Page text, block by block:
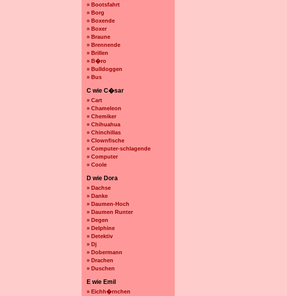
» Bootsfahrt
» Borg
» Boxende
» Boxer
» Braune
» Brennende
» Brillen
» B�ro
» Bulldoggen
» Bus
C wie C�sar
» Cart
» Chameleon
» Chemiker
» Chihuahua
» Chinchillas
» Clownfische
» Computer-schlagende
» Computer
» Coole
D wie Dora
» Dachse
» Danke
» Daumen-Hoch
» Daumen Runter
» Degen
» Delphine
» Detektiv
» Dj
» Dobermann
» Drachen
» Duschen
E wie Emil
» Eichh�rnchen